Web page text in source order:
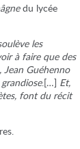
du lycée
les
à faire que des
Jean Guéhenno
.[…] Et,
font du récit